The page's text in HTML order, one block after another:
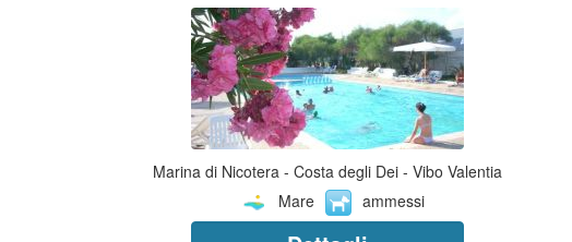
Marina di Nicotera - Costa degli Dei - Vibo Valentia
Mare
ammessi